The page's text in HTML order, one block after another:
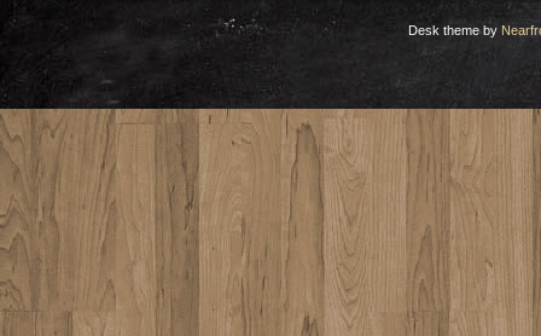
Desk theme by